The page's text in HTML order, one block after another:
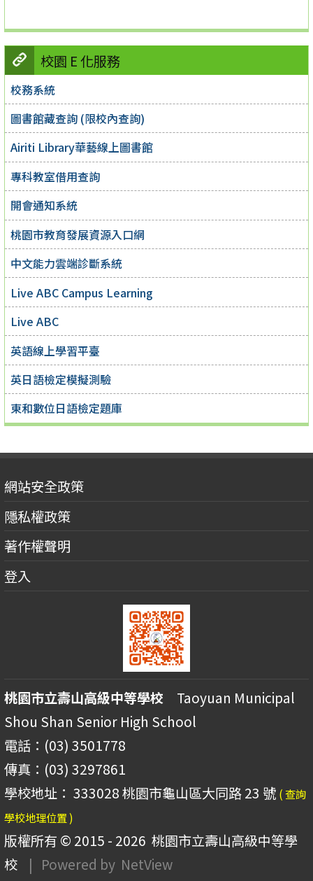
校園 E 化服務
校務系統
圖書館藏查詢 (限校內查詢)
Airiti Library華藝線上圖書館
專科教室借用查詢
開會通知系統
桃園市教育發展資源入口網
中文能力雲端診斷系統
Live ABC Campus Learning
Live ABC
英語線上學習平臺
英日語檢定模擬測驗
東和數位日語檢定題庫
網站安全政策
隱私權政策
著作權聲明
登入
桃園市立壽山高級中等學校 Taoyuan Municipal
Shou Shan Senior High School
電話：(03) 3501778
傳真：(03) 3297861
學校地址： 333028 桃園市龜山區大同路 23 號 ( 查詢
學校地理位置 )
版權所有 © 2015 - 2026 桃園市立壽山高級中等學
校
| Powered by NetView